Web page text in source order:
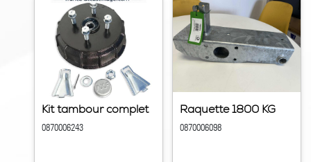
Kit tambour complet
0870006243
Raquette 1800 KG
0870006098